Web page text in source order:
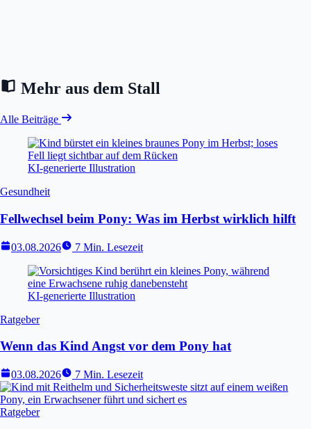
Mehr aus dem Stall
Alle Beiträge
KI-generierte Illustration
Gesundheit
Fellwechsel beim Pony: Was im Herbst wirklich hilft
03.08.2026 7 Min. Lesezeit
KI-generierte Illustration
Ratgeber
Wenn das Kind Angst vor dem Pony hat
03.08.2026 7 Min. Lesezeit
Ratgeber